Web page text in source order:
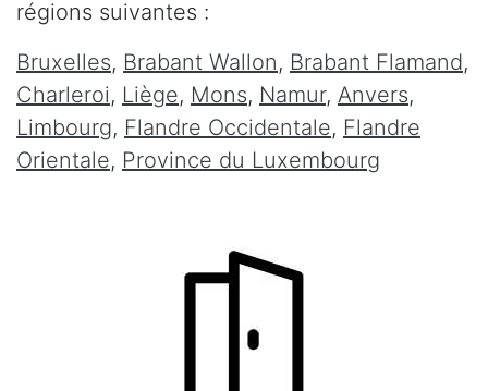
régions suivantes :
Bruxelles, Brabant Wallon, Brabant Flamand,
Charleroi, Liège, Mons, Namur, Anvers,
Limbourg, Flandre Occidentale, Flandre
Orientale, Province du Luxembourg